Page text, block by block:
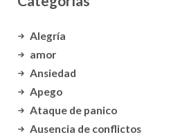
Alegría
amor
Ansiedad
Apego
Ataque de panico
Ausencia de conflictos